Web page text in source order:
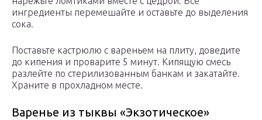
ингредиенты перемешайте и оставьте до выделения
сока.
Поставьте кастрюлю с вареньем на плиту, доведите
до кипения и проварите 5 минут. Кипящую смесь
разлейте по стерилизованным банкам и закатайте.
Храните в прохладном месте.
Варенье из тыквы «Экзотическое»